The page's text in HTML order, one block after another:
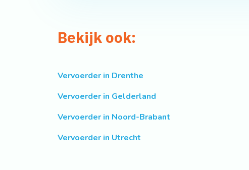
Bekijk ook:
Vervoerder in Drenthe
Vervoerder in Gelderland
Vervoerder in Noord-Brabant
Vervoerder in Utrecht